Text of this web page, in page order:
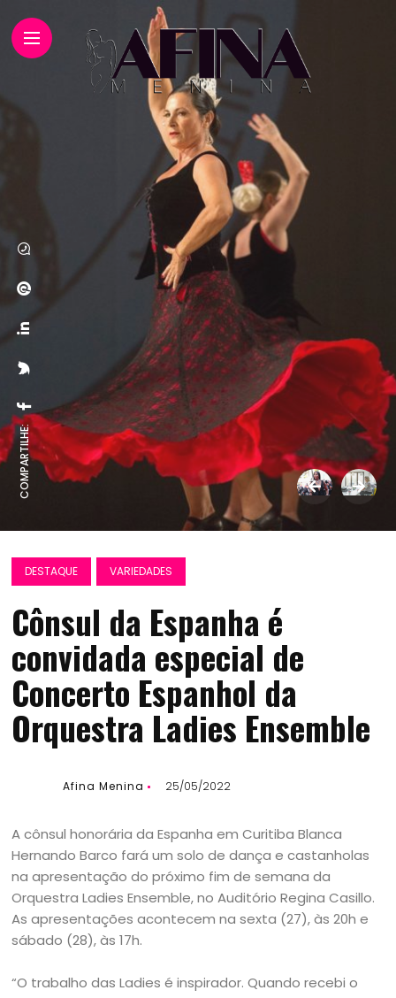
COMPARTILHE:
DESTAQUE VARIEDADES
Cônsul da Espanha é
convidada especial de
Concerto Espanhol da
Orquestra Ladies Ensemble
Afina Menina 25/05/2022
A cônsul honorária da Espanha em Curitiba Blanca
Hernando Barco fará um solo de dança e castanholas
na apresentação do próximo fim de semana da
Orquestra Ladies Ensemble, no Auditório Regina Casillo.
As apresentações acontecem na sexta (27), às 20h e
sábado (28), às 17h.
“O trabalho das Ladies é inspirador. Quando recebi o